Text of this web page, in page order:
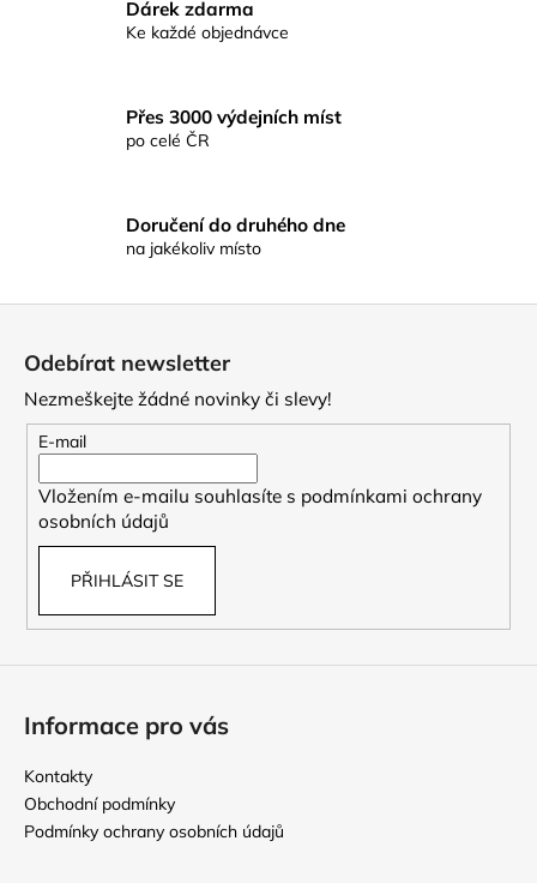
p
k
p
u
Dárek zdarma
Ke každé objednávce
Přes 3000 výdejních míst
po celé ČR
Doručení do druhého dne
na jakékoliv místo
Odebírat newsletter
Nezmeškejte žádné novinky či slevy!
E-mail
Vložením e-mailu souhlasíte s podmínkami ochrany
osobních údajů
PŘIHLÁSIT SE
Informace pro vás
Kontakty
Obchodní podmínky
Podmínky ochrany osobních údajů